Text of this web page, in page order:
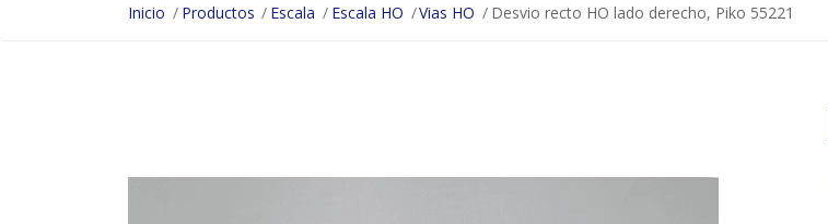
Inicio Productos Escala Escala HO Vias HO Desvio recto HO lado derecho, Piko 55221